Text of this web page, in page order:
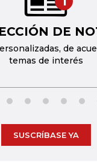
DE
de
temas de interés
SUSCRÍBASE YA